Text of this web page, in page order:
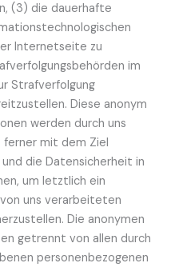
(3) die dauerhafte
Internetseite zu
im
Strafverfolgung
Diese anonym
werden durch uns
mit dem Ziel
die Datensicherheit in
um letztlich ein
uns verarbeiteten
Die anonymen
getrennt von allen durch
personenbezogenen